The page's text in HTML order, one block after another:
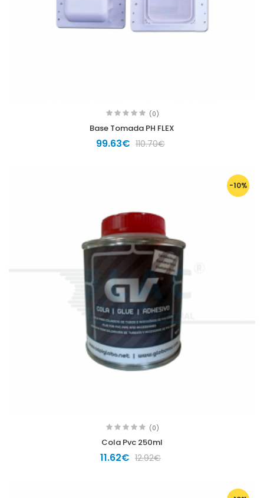
(0)
Base Tomada PH FLEX
99.63€ 110.70€
-10%
(0)
Cola Pvc 250ml
11.62€ 12.92€